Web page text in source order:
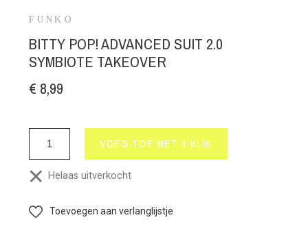
FUNKO
BITTY POP! ADVANCED SUIT 2.0
SYMBIOTE TAKEOVER
€ 8,99
VOEG TOE MET 1 KLIK
Helaas uitverkocht
Toevoegen aan verlanglijstje